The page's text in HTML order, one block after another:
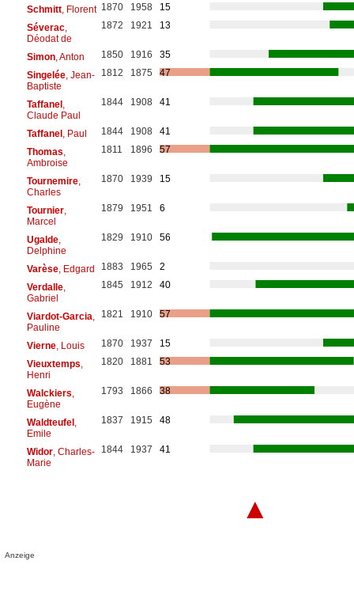
Schmitt, Florent 1870 1958
15
Séverac,
Déodat de
1872 1921 13
Simon, Anton 1850 1916
35
Singelée, Jean-
Baptiste
1812 1875 47
Taffanel,
Claude Paul
1844 1908 41
Taffanel, Paul 1844 1908
41
Thomas
Ambroise
1811 1896 57
Tournemire,
Charles
1870 1939 15
Tournier,
Marcel
1879 1951 6
Ugalde,
Delphine
1829 1910 56
Varèse, Edgard 1883 1965
2
Verdalle,
Gabriel
1845 1912 40
Viardot-Garcia
Pauline
1821 1910 57
Vierne, Louis 1870 1937
15
Vieuxtemps
Henri
1820 1881 53
Walckiers
Eugène
1793 1866 38
Waldteufel,
Emile
1837 1915 48
Widor, Charles-
Marie
1844 1937 41
▲
Anzeige